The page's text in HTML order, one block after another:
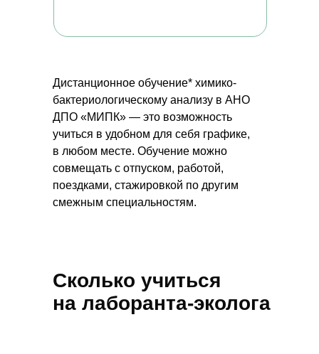
Дистанционное обучение* химико-
бактериологическому анализу в АНО
ДПО «МИПК» — это возможность
учиться в удобном для себя графике,
в любом месте. Обучение можно
совмещать с отпуском, работой,
поездками, стажировкой по другим
смежным специальностям.
Сколько учиться
на лаборанта-эколога